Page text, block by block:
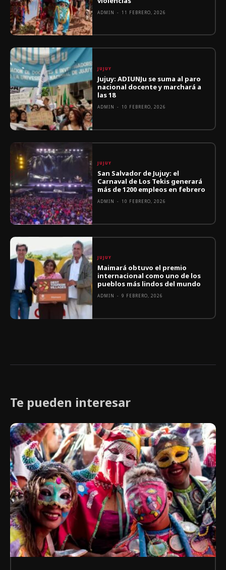
ADMIN - 11 FEBRERO, 2026
JUJUY
Jujuy: ADIUNJu se suma al paro
nacional docente y marchará a
las 18
ADMIN - 10 FEBRERO, 2026
JUJUY
San Salvador de Jujuy: el
Carnaval de Los Tekis generará
más de 1200 empleos en febrero
ADMIN - 10 FEBRERO, 2026
JUJUY
Maimará obtuvo el premio
internacional como uno de los
pueblos más lindos del mundo
ADMIN - 9 FEBRERO, 2026
Te pueden interesar